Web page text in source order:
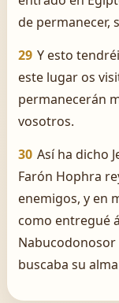
de permanecer,
29 Y esto
este lugar os
permanecerán
vosotros.
30 Así ha dicho
Farón Hophra
enemigos, y en
como entregué
Nabucodonosor
buscaba su